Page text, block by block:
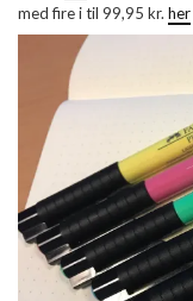
med fire i til 99,95 kr. her